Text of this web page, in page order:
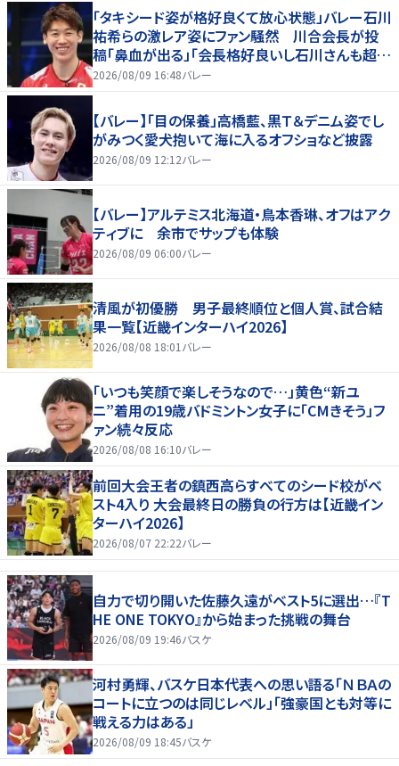
「タキシード姿が格好良くて放心状態」バレー石川
祐希らの激レア姿にファン騒然 川合会長が投
稿「鼻血が出る」「会長格好良いし石川さんも超格
好いい」
2026/08/09 16:48バレー
【バレー】「目の保養」高橋藍、黒Ｔ＆デニム姿でし
がみつく愛犬抱いて海に入るオフショなど披露
2026/08/09 12:12バレー
【バレー】アルテミス北海道・鳥本香琳、オフはアク
ティブに 余市でサップも体験
2026/08/09 06:00バレー
清風が初優勝 男子最終順位と個人賞、試合結
果一覧【近畿インターハイ2026】
2026/08/08 18:01 バレー
「いつも笑顔で楽しそうなので…」黄色“新ユ
ニ”着用の19歳バドミントン女子に「CMきそう」フ
ァン続々反応
2026/08/08 16:10バレー
前回大会王者の鎮西高らすべてのシード校がベ
スト4入り 大会最終日の勝負の行方は【近畿イン
ターハイ2026】
2026/08/07 22:22バレー
自力で切り開いた佐藤久遠がベスト5に選出…『T
HE ONE TOKYO』から始まった挑戦の舞台
2026/08/09 19:46バスケ
河村勇輝、バスケ日本代表への思い語る「ＮＢＡの
コートに立つのは同じレベル」「強豪国とも対等に
戦える力はある」
2026/08/09 18:45バスケ